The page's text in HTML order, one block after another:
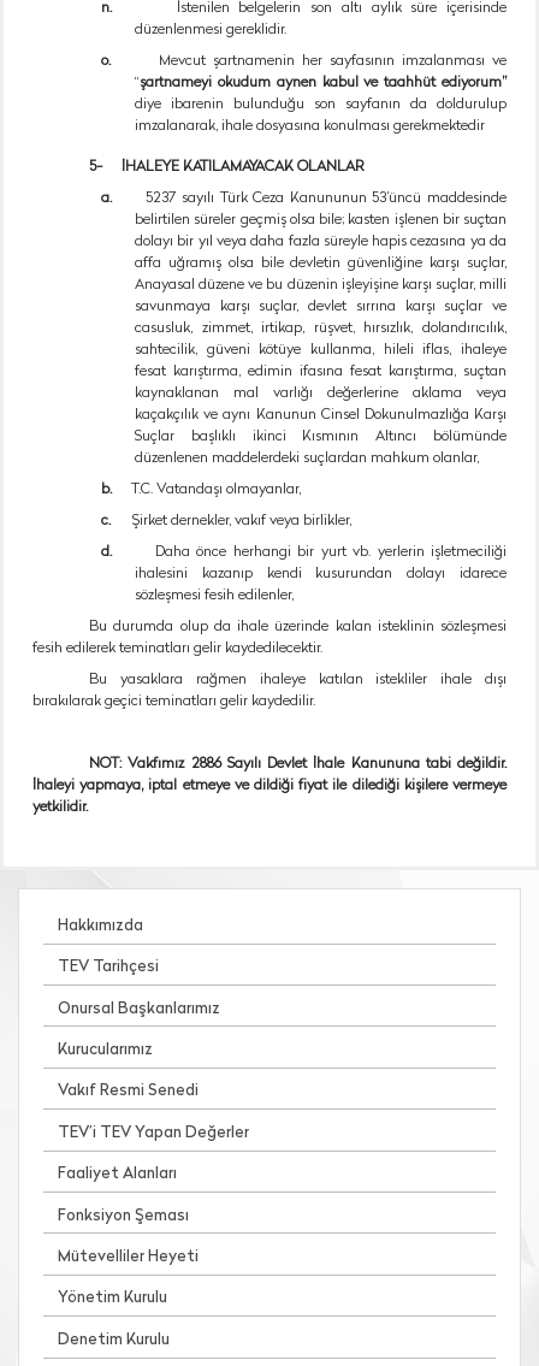
n.
İstenilen belgelerin son altı aylık süre içerisinde
düzenlenmesi gereklidir.
o.
Mevcut şartnamenin her sayfasının imzalanması ve
“şartnameyi okudum aynen kabul ve taahhüt ediyorum”
diye ibarenin bulunduğu son sayfanın da doldurulup
imzalanarak, ihale dosyasına konulması gerekmektedir
5- İHALEYE KATILAMAYACAK OLANLAR
a.
5237 sayılı Türk Ceza Kanununun 53’üncü maddesinde
belirtilen süreler geçmiş olsa bile; kasten işlenen bir suçtan
dolayı bir yıl veya daha fazla süreyle hapis cezasına ya da
affa uğramış olsa bile devletin güvenliğine karşı suçlar,
Anayasal düzene ve bu düzenin işleyişine karşı suçlar, milli
savunmaya karşı suçlar, devlet sırrına karşı suçlar ve
casusluk, zimmet, irtikap, rüşvet, hırsızlık, dolandırıcılık,
sahtecilik, güveni kötüye kullanma, hileli iflas, ihaleye
fesat karıştırma, edimin ifasına fesat karıştırma, suçtan
kaynaklanan mal varlığı değerlerine aklama veya
kaçakçılık ve aynı Kanunun Cinsel Dokunulmazlığa Karşı
Suçlar başlıklı ikinci Kısmının Altıncı bölümünde
düzenlenen maddelerdeki suçlardan mahkum olanlar,
b. T.C. Vatandaşı olmayanlar,
c. Şirket dernekler, vakıf veya birlikler,
d.
Daha önce herhangi bir yurt vb. yerlerin işletmeciliği
ihalesini kazanıp kendi kusurundan dolayı idarece
sözleşmesi fesih edilenler,
Bu durumda olup da ihale üzerinde kalan isteklinin sözleşmesi
fesih edilerek teminatları gelir kaydedilecektir.
Bu yasaklara rağmen ihaleye katılan istekliler ihale dışı
bırakılarak geçici teminatları gelir kaydedilir.
NOT: Vakfımız 2886 Sayılı Devlet İhale Kanununa tabi değildir.
İhaleyi yapmaya, iptal etmeye ve dildiği fiyat ile dilediği kişilere vermeye
yetkilidir.
Hakkımızda
TEV Tarihçesi
Onursal Başkanlarımız
Kurucularımız
Vakıf Resmi Senedi
TEV’i TEV Yapan Değerler
Faaliyet Alanları
Fonksiyon Şeması
Mütevelliler Heyeti
Yönetim Kurulu
Denetim Kurulu